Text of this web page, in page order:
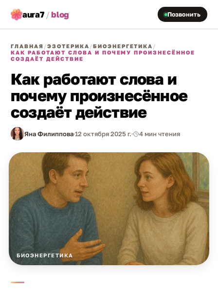
aura7 /blog Позвонить
ГЛАВНАЯ /ЭЗОТЕРИКА /БИОЭНЕРГЕТИКА /
КАК РАБОТАЮТ СЛОВА И ПОЧЕМУ ПРОИЗНЕСЁННОЕ
СОЗДАЁТ ДЕЙСТВИЕ
Как работают слова и
почему произнесённое
создаёт действие
Яна Филиппова12 октября 2025 г. 4 мин чтения
БИОЭНЕРГЕТИКА